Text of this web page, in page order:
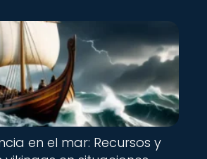
en el mar: Recursos y